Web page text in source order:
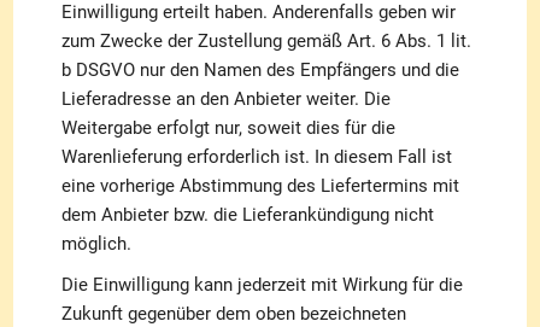
Einwilligung erteilt haben. Anderenfalls geben wir
zum Zwecke der Zustellung gemäß Art. 6 Abs. 1 lit.
b DSGVO nur den Namen des Empfängers und die
Lieferadresse an den Anbieter weiter. Die
Weitergabe erfolgt nur, soweit dies für die
Warenlieferung erforderlich ist. In diesem Fall ist
eine vorherige Abstimmung des Liefertermins mit
dem Anbieter bzw. die Lieferankündigung nicht
möglich.
Die Einwilligung kann jederzeit mit Wirkung für die
Zukunft gegenüber dem oben bezeichneten